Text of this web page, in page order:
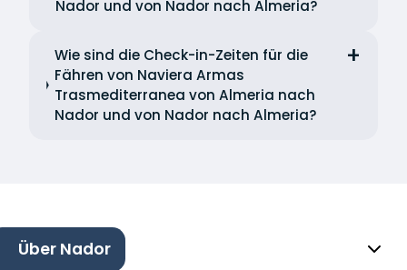
Nador und von Nador nach Almeria?
Wie sind die Check-in-Zeiten für die
Fähren von Naviera Armas
Trasmediterranea von Almeria nach
Nador und von Nador nach Almeria?
Über Nador